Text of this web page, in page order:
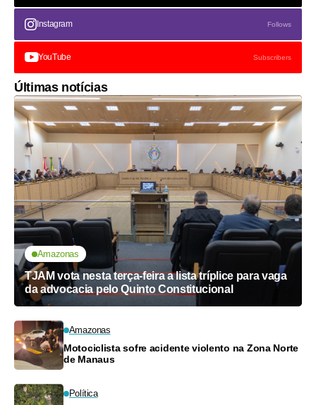
Instagram Follows
YouTube Subscribers
Últimas notícias
Amazonas
TJAM vota nesta terça-feira a lista tríplice para vaga
da advocacia pelo Quinto Constitucional
Amazonas
Motociclista sofre acidente violento na Zona Norte
de Manaus
Política